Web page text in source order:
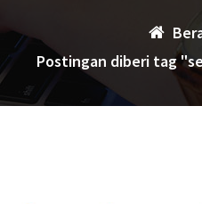
Postingan diberi tag